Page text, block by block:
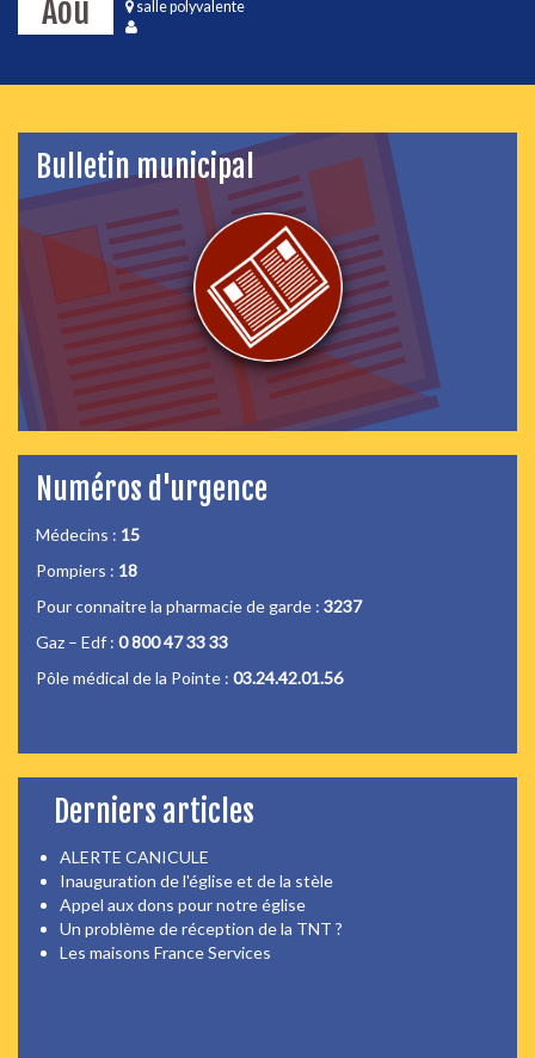
Aoû salle polyvalente
Bulletin municipal
Numéros d'urgence
Médecins : 15
Pompiers : 18
Pour connaitre la pharmacie de garde : 3237
Gaz – Edf : 0 800 47 33 33
Pôle médical de la Pointe : 03.24.42.01.56
Derniers articles
ALERTE CANICULE
Inauguration de l'église et de la stèle
Appel aux dons pour notre église
Un problème de réception de la TNT ?
Les maisons France Services